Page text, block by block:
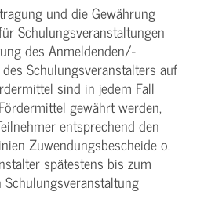
und die Gewährung
Schulungs­veranstaltungen
des Anmeldenden/­
Schulungs­veranstalters auf
sind in jedem Fall
gewährt werden,
entsprechend den
Zuwendungs­bescheide o.
spätestens bis zum